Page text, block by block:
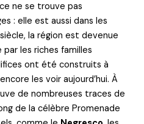
ne se trouve pas
: elle est aussi dans les
la région est devenue
les riches familles
ont été construits à
les voir aujourd’hui. À
de nombreuses traces de
de la célèbre Promenade